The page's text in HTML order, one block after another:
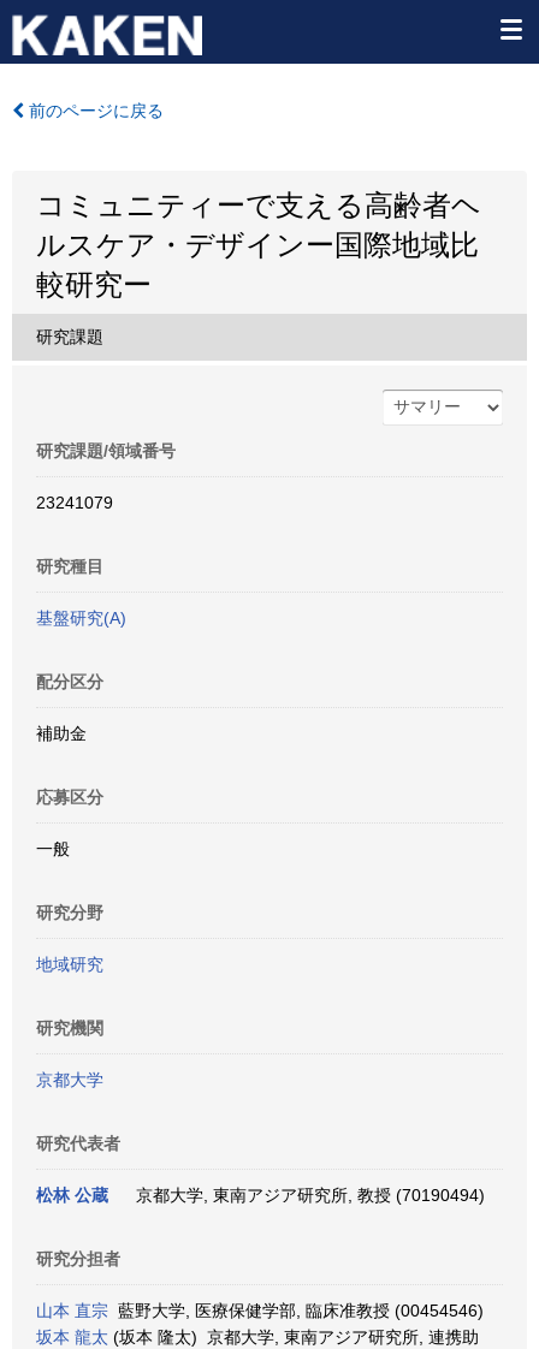
前のページに戻る
コミュニティーで支える高齢者ヘ
ルスケア・デザインー国際地域比
較研究ー
研究課題
研究課題/領域番号
23241079
研究種目
基盤研究(A)
配分区分
補助金
応募区分
一般
研究分野
地域研究
研究機関
京都大学
研究代表者
松林 公蔵 京都大学, 東南アジア研究所, 教授 (70190494)
研究分担者
山本 直宗 藍野大学, 医療保健学部, 臨床准教授 (00454546)
坂本 龍太 (坂本 隆太) 京都大学, 東南アジア研究所, 連携助